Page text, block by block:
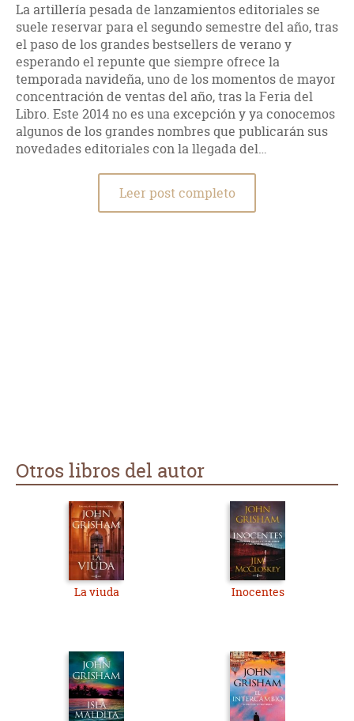
La artillería pesada de lanzamientos editoriales se
suele reservar para el segundo semestre del año, tras
el paso de los grandes bestsellers de verano y
esperando el repunte que siempre ofrece la
temporada navideña, uno de los momentos de mayor
concentración de ventas del año, tras la Feria del
Libro. Este 2014 no es una excepción y ya conocemos
algunos de los grandes nombres que publicarán sus
novedades editoriales con la llegada del…
Leer post completo
Otros libros del autor
La viuda Inocentes